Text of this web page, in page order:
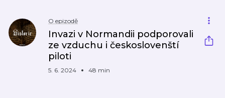
O epizodě
Invazi v Normandii podporovali
ze vzduchu i českoslovenští
piloti
5. 6. 2024 48 min